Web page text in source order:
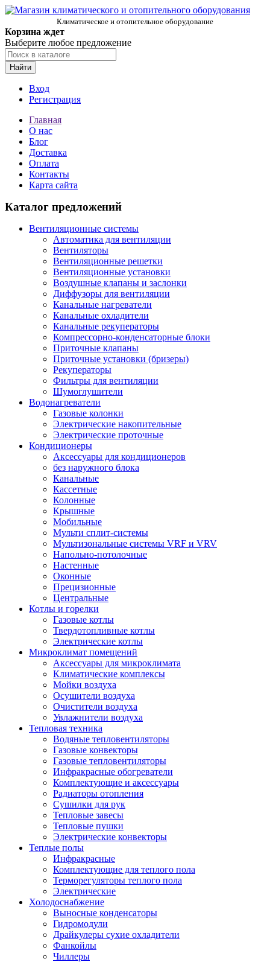
Климатическое и отопительное оборудование
Корзина ждет
Выберите любое предложение
Найти
Вход
Регистрация
Главная
О нас
Блог
Доставка
Оплата
Контакты
Карта сайта
Каталог предложений
Вентиляционные системы
Автоматика для вентиляции
Вентиляторы
Вентиляционные решетки
Вентиляционные установки
Воздушные клапаны и заслонки
Диффузоры для вентиляции
Канальные нагреватели
Канальные охладители
Канальные рекуператоры
Компрессорно-конденсаторные блоки
Приточные клапаны
Приточные установки (бризеры)
Рекуператоры
Фильтры для вентиляции
Шумоглушители
Водонагреватели
Газовые колонки
Электрические накопительные
Электрические проточные
Кондиционеры
Аксессуары для кондиционеров
без наружного блока
Канальные
Кассетные
Колонные
Крышные
Мобильные
Мульти сплит-системы
Мультизональные системы VRF и VRV
Напольно-потолочные
Настенные
Оконные
Прецизионные
Центральные
Котлы и горелки
Газовые котлы
Твердотопливные котлы
Электрические котлы
Микроклимат помещений
Аксессуары для микроклимата
Климатические комплексы
Мойки воздуха
Осушители воздуха
Очистители воздуха
Увлажнители воздуха
Тепловая техника
Водяные тепловентиляторы
Газовые конвекторы
Газовые тепловентиляторы
Инфракрасные обогреватели
Комплектующие и аксессуары
Радиаторы отопления
Сушилки для рук
Тепловые завесы
Тепловые пушки
Электрические конвекторы
Теплые полы
Инфракрасные
Комплектующие для теплого пола
Терморегуляторы теплого пола
Электрические
Холодоснабжение
Выносные конденсаторы
Гидромодули
Драйкулеры сухие охладители
Фанкойлы
Чиллеры